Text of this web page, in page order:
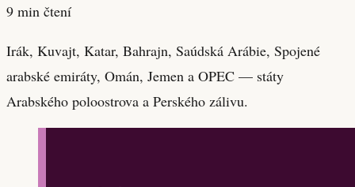
9 min čtení
Irák, Kuvajt, Katar, Bahrajn, Saúdská Arábie, Spojené
arabské emiráty, Omán, Jemen a OPEC — státy
Arabského poloostrova a Perského zálivu.